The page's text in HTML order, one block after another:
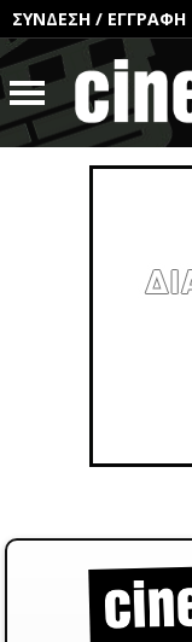
ΣΥΝΔΕΣΗ / ΕΓΓΡΑΦΗ